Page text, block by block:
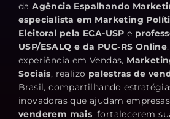
daAgência Espalhando
especialista em Marketing
Eleitoral pela ECA-USP e
USP/ESALQ e da PUC-RS Online
experiência em Vendas,
Sociais, realizo palestras de
Brasil, compartilhando
inovadoras que ajudam
venderem mais, fortalecerem